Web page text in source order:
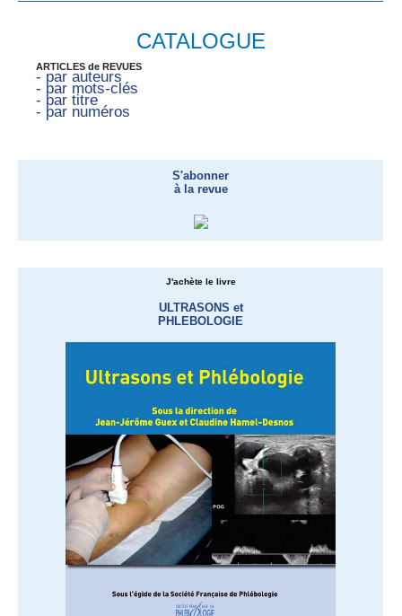
CATALOGUE
ARTICLES de REVUES
- par auteurs
- par mots-clés
- par titre
- par numéros
S'abonner
à la revue
J'achète le livre
ULTRASONS et
PHLEBOLOGIE